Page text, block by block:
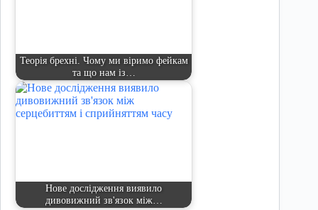
Теорія брехні. Чому ми віримо фейкам
та що нам із…
Нове дослідження виявило
дивовижний зв'язок між…